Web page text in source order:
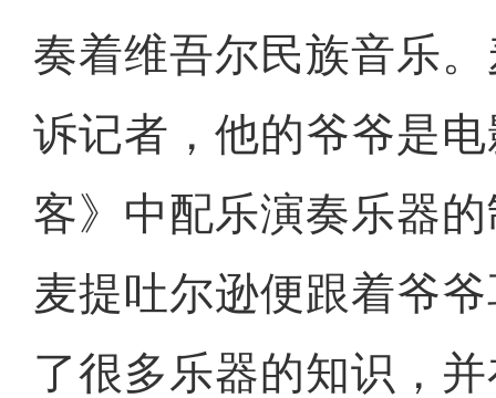
奏着维吾尔民族音乐
诉记者，他的爷爷是
客》中配乐演奏乐器
麦提吐尔逊便跟着爷
了很多乐器的知识，